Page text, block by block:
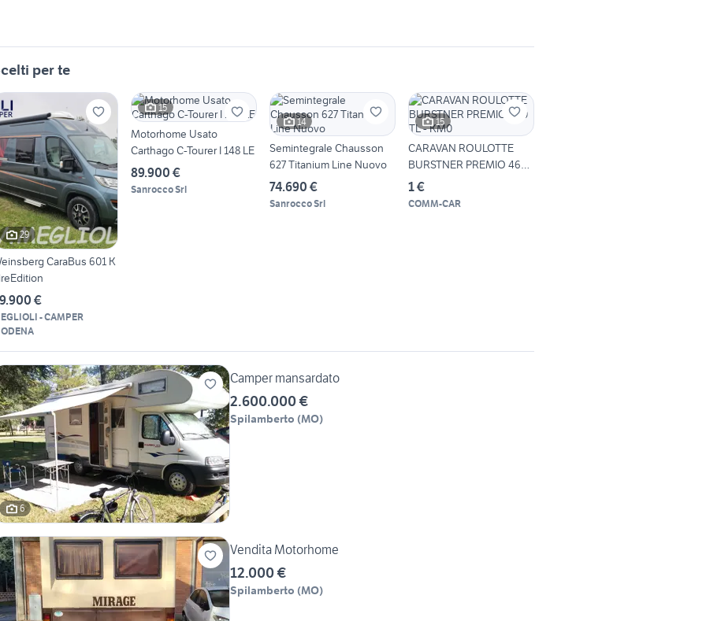
per te
29
CaraBus 601 K
€
- CAMPER
15
Motorhome Usato
Carthago C-Tourer I 148 LE
89.900 €
Sanrocco Srl
14
Semintegrale Chausson
627 Titanium Line Nuovo
74.690 €
Sanrocco Srl
15
CARAVAN ROULOTTE
BURSTNER PREMIO 460
TL - KM0
1 €
COMM-CAR
6
Camper mansardato
2.600.000 €
Spilamberto (MO)
Vendita Motorhome
12.000 €
Spilamberto (MO)